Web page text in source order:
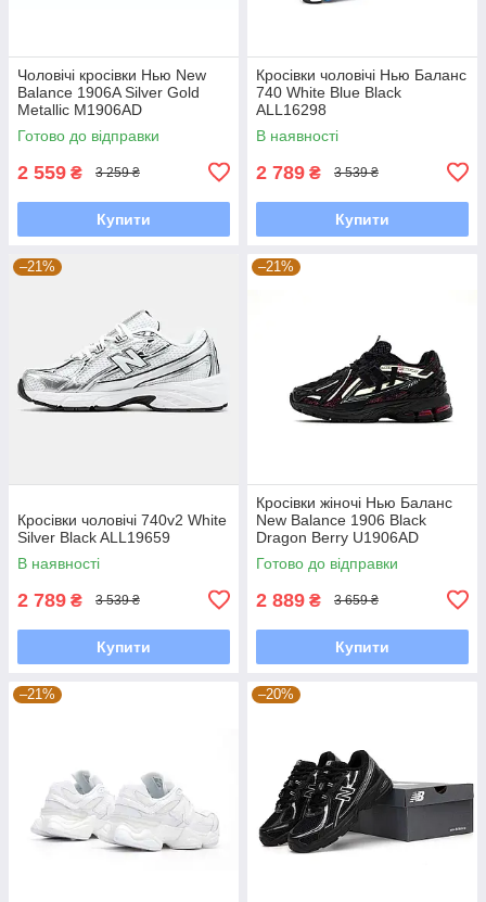
Чоловічі кросівки Нью New
Balance 1906A Silver Gold
Metallic M1906AD
Готово до відправки
2 559 ₴ 3 259 ₴
Купити
Кросівки чоловічі Нью Баланс
740 White Blue Black
ALL16298
В наявності
2 789 ₴ 3 539 ₴
Купити
–21%
Кросівки чоловічі 740v2 White
Silver Black ALL19659
В наявності
2 789 ₴ 3 539 ₴
Купити
–21%
Кросівки жіночі Нью Баланс
New Balance 1906 Black
Dragon Berry U1906AD
Готово до відправки
2 889 ₴ 3 659 ₴
Купити
–21% –20%